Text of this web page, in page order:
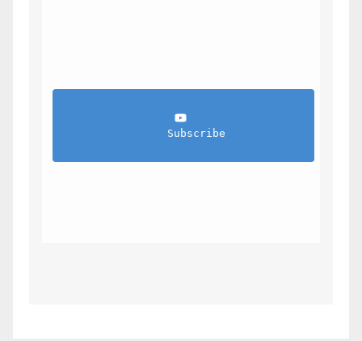
                Subscribe